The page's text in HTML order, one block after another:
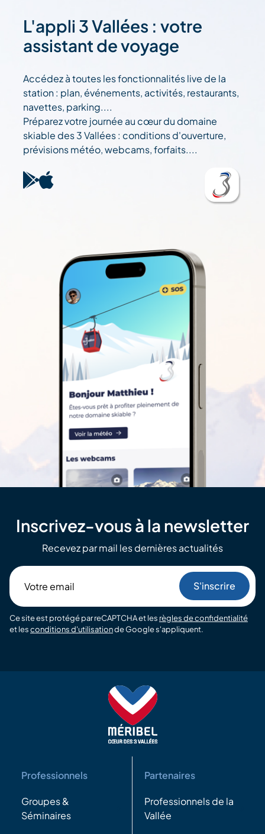
L'appli 3 Vallées : votre
assistant de voyage
Accédez à toutes les fonctionnalités live de la
station : plan, événements, activités, restaurants,
navettes, parking....
Préparez votre journée au cœur du domaine
skiable des 3 Vallées : conditions d'ouverture,
prévisions météo, webcams, forfaits....
Inscrivez-vous à la newsletter
Recevez par mail les dernières actualités
email
Ce site est protégé par reCAPTCHA et les règles de confidentialité
et lesconditions d'utilisationde Google s'appliquent.
Professionnels
Groupes &
Séminaires
Partenaires
Professionnels de la
Vallée